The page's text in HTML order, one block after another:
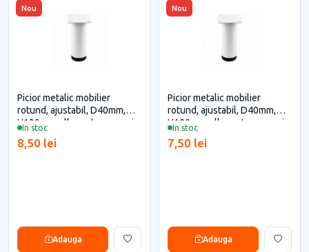
Nou
In stoc
Picior metalic mobilier
rotund, ajustabil, D40mm,
H120mm, alb pentru casa si
8,50 lei
Adauga
Nou
In stoc
Picior metalic mobilier
rotund, ajustabil, D40mm,
H100mm, alb pentru casa si
7,50 lei
Adauga